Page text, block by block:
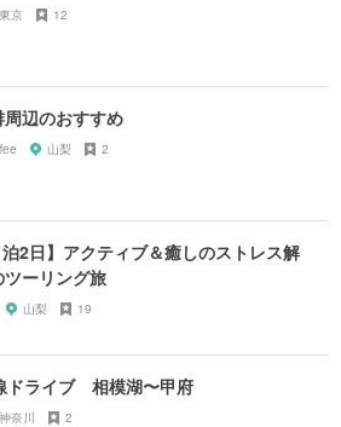
東京 12
辺のおすすめ
山梨 2
泊2日】アクティブ＆癒しのストレス解
ーリング旅
山梨 19
ドライブ 相模湖〜甲府
神奈川 2